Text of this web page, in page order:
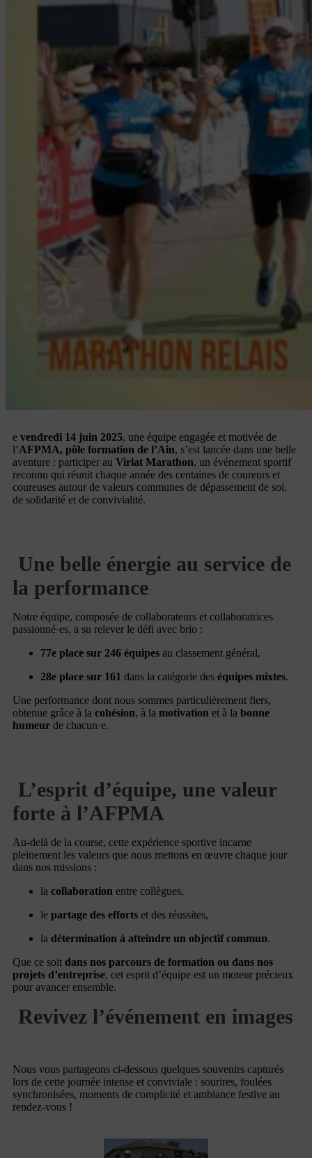
e vendredi 14 juin 2025, une équipe engagée et motivée de
l’AFPMA, pôle formation de l’Ain, s’est lancée dans une belle
aventure : participer au Viriat Marathon, un événement sportif
reconnu qui réunit chaque année des centaines de coureurs et
coureuses autour de valeurs communes de dépassement de soi,
de solidarité et de convivialité.
Une belle énergie au service de
la performance
Notre équipe, composée de collaborateurs et collaboratrices
passionné·es, a su relever le défi avec brio :
77e place sur 246 équipes au classement général,
28e place sur 161 dans la catégorie des équipes mixtes.
Une performance dont nous sommes particulièrement fiers,
obtenue grâce à la cohésion, à la motivation et à la bonne
humeur de chacun·e.
L’esprit d’équipe, une valeur
forte à l’AFPMA
Au-delà de la course, cette expérience sportive incarne
pleinement les valeurs que nous mettons en œuvre chaque jour
dans nos missions :
la collaboration entre collègues,
le partage des efforts et des réussites,
la détermination à atteindre un objectif commun.
Que ce soit dans nos parcours de formation ou dans nos
projets d’entreprise, cet esprit d’équipe est un moteur précieux
pour avancer ensemble.
Revivez l’événement en images
Nous vous partageons ci-dessous quelques souvenirs capturés
lors de cette journée intense et conviviale : sourires, foulées
synchronisées, moments de complicité et ambiance festive au
rendez-vous !